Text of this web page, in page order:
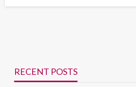
RECENT POSTS